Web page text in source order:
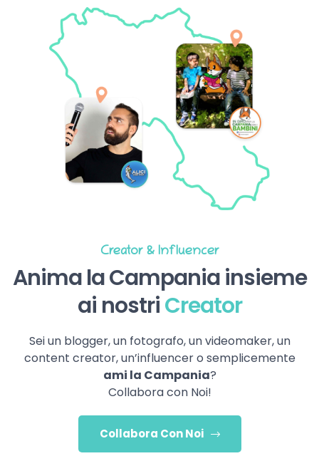
Creator & Influencer
Anima la Campania insieme
ai nostriCreator
Sei un blogger, un fotografo, un videomaker, un
content creator, un’influencer o semplicemente
ami la Campania?
Collabora con Noi!
Collabora Con Noi